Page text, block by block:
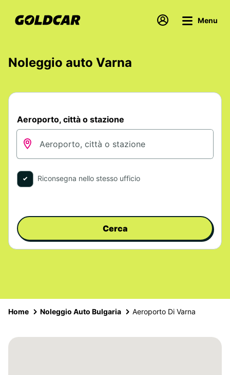
Menu
Noleggio auto Varna
Aeroporto, città o stazione
Riconsegna nello stesso ufficio
Cerca
Home Noleggio Auto Bulgaria Aeroporto Di Varna